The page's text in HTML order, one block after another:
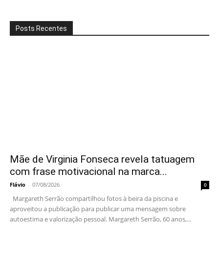
Posts Recentes
Mãe de Virginia Fonseca revela tatuagem
com frase motivacional na marca...
Flávio - 07/08/2026 0
Margareth Serrão compartilhou fotos à beira da piscina e
aproveitou a publicação para publicar uma mensagem sobre
autoestima e valorização pessoal. Margareth Serrão, 60 anos,...